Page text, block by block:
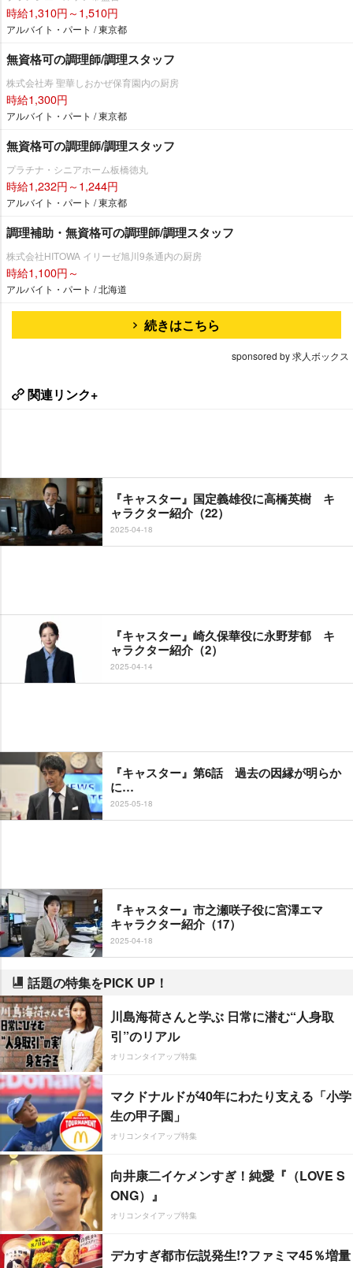
時給1,310円～1,510円
アルバイト・パート / 東京都
無資格可の調理師/調理スタッフ
株式会社寿 聖華しおかぜ保育園内の厨房
時給1,300円
アルバイト・パート / 東京都
無資格可の調理師/調理スタッフ
プラチナ・シニアホーム板橋徳丸
時給1,232円～1,244円
アルバイト・パート / 東京都
調理補助・無資格可の調理師/調理スタッフ
株式会社HITOWA イリーゼ旭川9条通内の厨房
時給1,100円～
アルバイト・パート / 北海道
続きはこちら
sponsored by 求人ボックス
関連リンク+
『キャスター』国定義雄役に高橋英樹 キ
ャラクター紹介（22）
2025-04-18
『キャスター』崎久保華役に永野芽郁 キ
ャラクター紹介（2）
2025-04-14
『キャスター』第6話 過去の因縁が明らか
に…
2025-05-18
『キャスター』市之瀬咲子役に宮澤エマ
キャラクター紹介（17）
2025-04-18
話題の特集をPICK UP！
川島海荷さんと学ぶ 日常に潜む“人身取
引”のリアル
オリコンタイアップ特集
マクドナルドが40年にわたり支える「小学
生の甲子園」
オリコンタイアップ特集
向井康二イケメンすぎ！純愛『（LOVE S
ONG）』
オリコンタイアップ特集
デカすぎ都市伝説発生!?ファミマ45％増量